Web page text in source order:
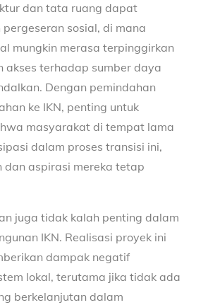
dan tata ruang dapat
sosial, di mana
mungkin merasa terpinggirkan
akses terhadap sumber daya
Dengan pemindahan
ke IKN, penting untuk
masyarakat di tempat lama
dalam proses transisi ini,
dan aspirasi mereka tetap
juga tidak kalah penting dalam
IKN. Realisasi proyek ini
dampak negatif
lokal, terutama jika tidak ada
berkelanjutan dalam